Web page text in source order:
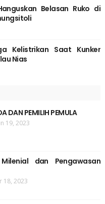
Belasan Ruko di
Kelistrikan Saat Kunker
Nias
DAN PEMILIH PEMULA
19, 2023
dan Pengawasan
18, 2023